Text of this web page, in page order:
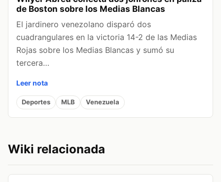
de Boston sobre los Medias Blancas
El jardinero venezolano disparó dos
cuadrangulares en la victoria 14-2 de las Medias
Rojas sobre los Medias Blancas y sumó su
tercera…
Leer nota
Deportes MLB Venezuela
Wiki relacionada